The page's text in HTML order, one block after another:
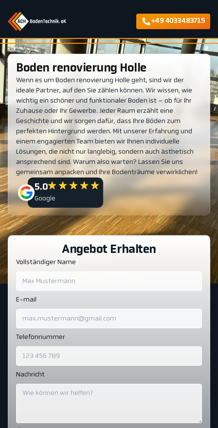
+49 4033483715
Boden renovierung Holle
Wenn es um Boden renovierung Holle geht, sind wir der
ideale Partner, auf den Sie zählen können. Wir wissen, wie
wichtig ein schöner und funktionaler Boden ist – ob für Ihr
Zuhause oder Ihr Gewerbe. Jeder Raum erzählt eine
Geschichte und wir sorgen dafür, dass Ihre Böden zum
perfekten Hintergrund werden. Mit unserer Erfahrung und
einem engagierten Team bieten wir Ihnen individuelle
Lösungen, die nicht nur langlebig, sondern auch ästhetisch
ansprechend sind. Warum also warten? Lassen Sie uns
gemeinsam anpacken und Ihre Bodenträume verwirklichen!
5.0
Google
Angebot Erhalten
Vollständiger Name
E-mail
Telefonnummer
Nachricht